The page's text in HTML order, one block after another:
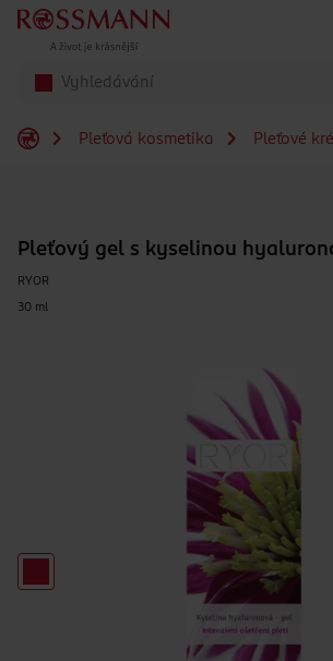
Přeskočit na hlavmní obsah
Pleťová kosmetika Pleťové
Pleťový gel s kyselinou
RYOR
30 ml